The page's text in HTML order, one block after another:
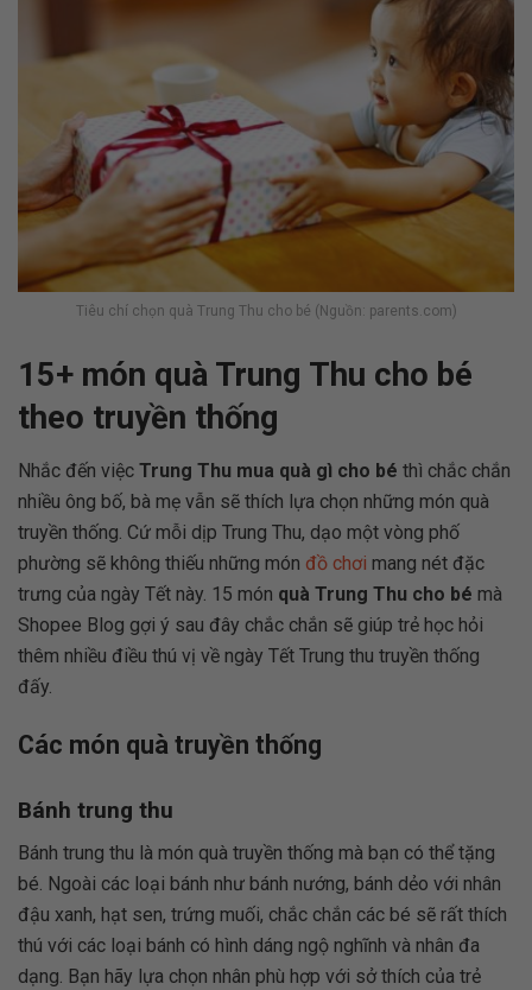
Tiêu chí chọn quà Trung Thu cho bé (Nguồn: parents.com)
15+ món quà Trung Thu cho bé
theo truyền thống
Nhắc đến việc Trung Thu mua quà gì cho bé thì chắc chắn
nhiều ông bố, bà mẹ vẫn sẽ thích lựa chọn những món quà
truyền thống. Cứ mỗi dịp Trung Thu, dạo một vòng phố
phường sẽ không thiếu những món đồ chơi mang nét đặc
trưng của ngày Tết này. 15 món quà Trung Thu cho bé mà
Shopee Blog gợi ý sau đây chắc chắn sẽ giúp trẻ học hỏi
thêm nhiều điều thú vị về ngày Tết Trung thu truyền thống
đấy.
Các món quà truyền thống
Bánh trung thu
Bánh trung thu là món quà truyền thống mà bạn có thể tặng
bé. Ngoài các loại bánh như bánh nướng, bánh dẻo với nhân
đậu xanh, hạt sen, trứng muối, chắc chắn các bé sẽ rất thích
thú với các loại bánh có hình dáng ngộ nghĩnh và nhân đa
dạng. Bạn hãy lựa chọn nhân phù hợp với sở thích của trẻ